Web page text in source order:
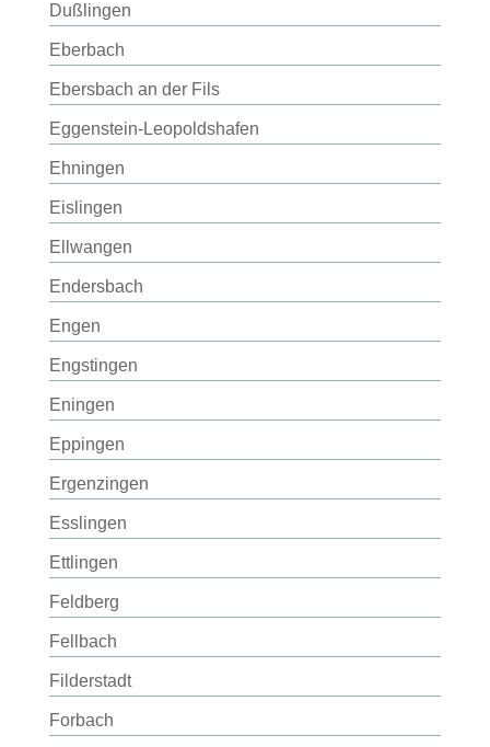
Dußlingen
Eberbach
Ebersbach an der Fils
Eggenstein-Leopoldshafen
Ehningen
Eislingen
Ellwangen
Endersbach
Engen
Engstingen
Eningen
Eppingen
Ergenzingen
Esslingen
Ettlingen
Feldberg
Fellbach
Filderstadt
Forbach